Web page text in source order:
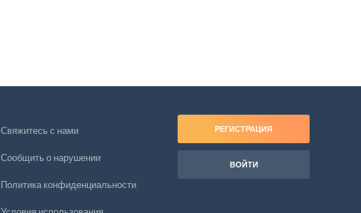
Свяжитесь с нами
Сообщить о нарушении
Политика конфиденциальности
РЕГИСТРАЦИЯ
ВОЙТИ